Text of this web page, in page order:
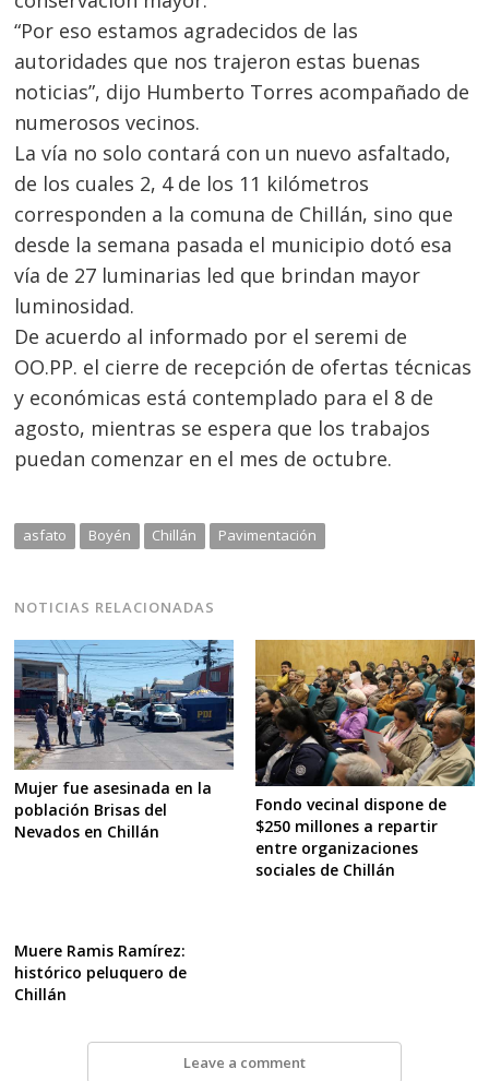
“Por eso estamos agradecidos de las
autoridades que nos trajeron estas buenas
noticias”, dijo Humberto Torres acompañado de
numerosos vecinos.
La vía no solo contará con un nuevo asfaltado,
de los cuales 2, 4 de los 11 kilómetros
corresponden a la comuna de Chillán, sino que
desde la semana pasada el municipio dotó esa
vía de 27 luminarias led que brindan mayor
luminosidad.
De acuerdo al informado por el seremi de
OO.PP. el cierre de recepción de ofertas técnicas
y económicas está contemplado para el 8 de
agosto, mientras se espera que los trabajos
puedan comenzar en el mes de octubre.
asfato Boyén Chillán Pavimentación
NOTICIAS RELACIONADAS
Mujer fue asesinada en la
población Brisas del
Nevados en Chillán
Fondo vecinal dispone de
$250 millones a repartir
entre organizaciones
sociales de Chillán
Muere Ramis Ramírez:
histórico peluquero de
Chillán
Leave a comment